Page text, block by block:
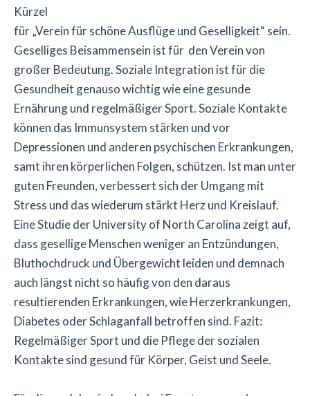
Kürzel
für „Verein für schöne Ausflüge und Geselligkeit“ sein.
Geselliges Beisammensein ist für den Verein von
großer Bedeutung. Soziale Integration ist für die
Gesundheit genauso wichtig wie eine gesunde
Ernährung und regelmäßiger Sport. Soziale Kontakte
können das Immunsystem stärken und vor
Depressionen und anderen psychischen Erkrankungen,
samt ihren körperlichen Folgen, schützen. Ist man unter
guten Freunden, verbessert sich der Umgang mit
Stress und das wiederum stärkt Herz und Kreislauf.
Eine Studie der University of North Carolina zeigt auf,
dass gesellige Menschen weniger an Entzündungen,
Bluthochdruck und Übergewicht leiden und demnach
auch längst nicht so häufig von den daraus
resultierenden Erkrankungen, wie Herzerkrankungen,
Diabetes oder Schlaganfall betroffen sind. Fazit:
Regelmäßiger Sport und die Pflege der sozialen
Kontakte sind gesund für Körper, Geist und Seele.